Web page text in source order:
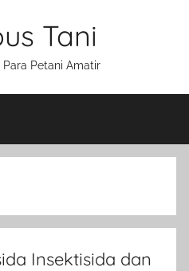
Tani
Petani Amatir
Insektisida dan